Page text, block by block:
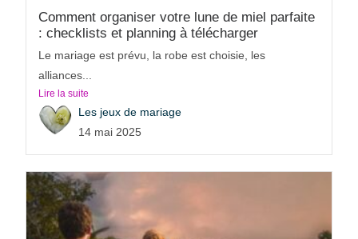
Comment organiser votre lune de miel parfaite
: checklists et planning à télécharger
Le mariage est prévu, la robe est choisie, les
alliances...
Lire la suite
Les jeux de mariage
14 mai 2025